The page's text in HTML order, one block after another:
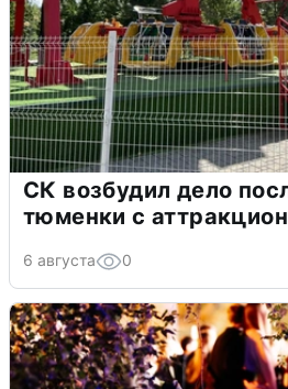
СК возбудил дело
тюменки с
6 августа 0